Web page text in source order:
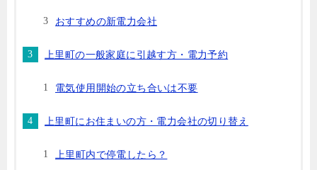
おすすめの新電力会社
上里町の一般家庭に引越す方・電力予約
電気使用開始の立ち合いは不要
上里町にお住まいの方・電力会社の切り替え
上里町内で停電したら？